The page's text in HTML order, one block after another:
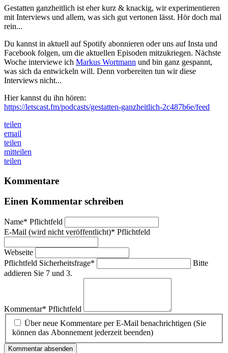
Gestatten ganzheitlich ist eher kurz & knackig, wir experimentieren
mit Interviews und allem, was sich gut vertonen lässt. Hör doch mal
rein...
Du kannst in aktuell auf Spotify abonnieren oder uns auf Insta und
Facebook folgen, um die aktuellen Episoden mitzukriegen. Nächste
Woche interviewe ich Markus Wortmann und bin ganz gespannt,
was sich da entwickeln will. Denn vorbereiten tun wir diese
Interviews nicht...
Hier kannst du ihn hören:
https://letscast.fm/podcasts/gestatten-ganzheitlich-2c487b6e/feed
teilen
email
teilen
mitteilen
teilen
Kommentare
Einen Kommentar schreiben
Name* Pflichtfeld
E-Mail (wird nicht veröffentlicht)* Pflichtfeld
Webseite
Pflichtfeld Sicherheitsfrage*
Bitte
addieren Sie 7 und 3.
Kommentar* Pflichtfeld
Über neue Kommentare per E-Mail benachrichtigen (Sie
können das Abonnement jederzeit beenden)
Kommentar absenden